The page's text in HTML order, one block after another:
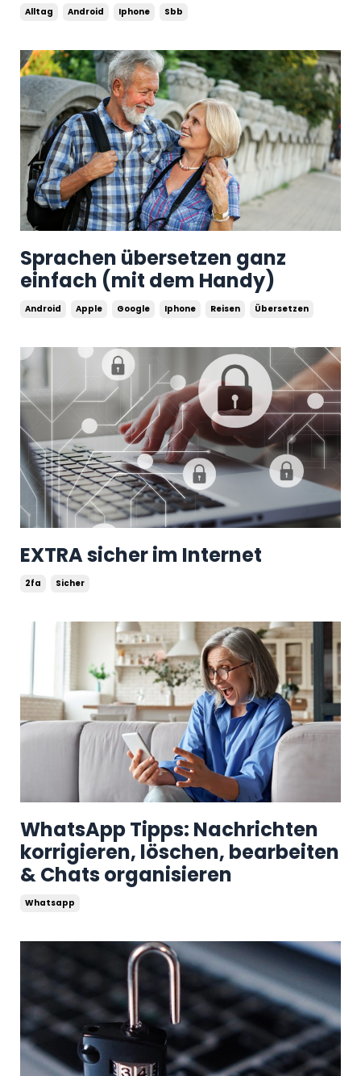
Alltag Android Iphone Sbb
Sprachen übersetzen ganz
einfach (mit dem Handy)
Android Apple Google Iphone Reisen Übersetzen
EXTRA sicher im Internet
2fa Sicher
WhatsApp Tipps: Nachrichten
korrigieren, löschen, bearbeiten
& Chats organisieren
Whatsapp